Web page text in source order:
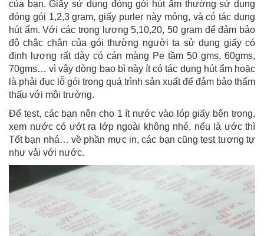
của bạn. Giấy sử dụng đóng gói hút ẩm thường sử dụng
đóng gói 1,2,3 gram, giấy purler này mỏng, và có tác dụng
hút ẩm. Với các trọng lượng 5,10,20, 50 gram để đảm bảo
độ chắc chắn của gói thường người ta sử dụng giấy có
định lượng rất dày có cán màng Pe tầm 50 gms, 60gms,
70gms… vì vậy dòng bao bì này ít có tác dụng hút ẩm hoặc
là phải đục lỗ gói trong quá trình sản xuất để đảm bảo thẩm
thấu với môi trường.
Để test, các bạn nên cho 1 ít nước vào lóp giấy bên trong,
xem nước có ướt ra lớp ngoài không nhé, nếu là ước thì
Tốt bạn nhá… về phần mực in, các bạn cũng test tương tự
như vải với nước.